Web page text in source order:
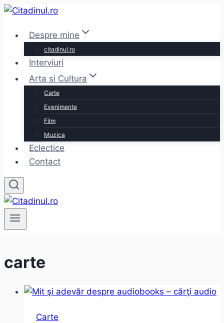
Skip
contentDespre mine
citadinul.ro
Interviuri
Arta si Cultura
Carte
Evenimente
Film
Muzica
Eclectice
Contact
carte
Carte